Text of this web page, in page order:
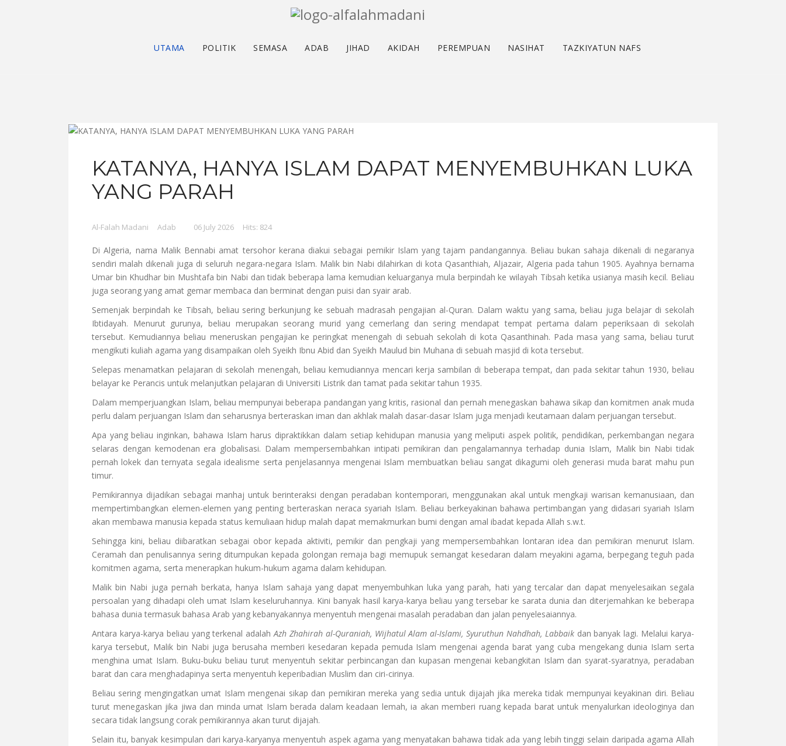
UTAMA POLITIK SEMASA ADAB JIHAD AKIDAH PEREMPUAN NASIHAT TAZKIYATUN NAFS
KATANYA, HANYA ISLAM DAPAT MENYEMBUHKAN LUKA
YANG PARAH
Al-Falah Madani Adab 06 July 2026 Hits: 824
Di Algeria, nama Malik Bennabi amat tersohor kerana diakui sebagai pemikir Islam yang tajam pandangannya. Beliau bukan sahaja dikenali di negaranya
sendiri malah dikenali juga di seluruh negara-negara Islam. Malik bin Nabi dilahirkan di kota Qasanthiah, Aljazair, Algeria pada tahun 1905. Ayahnya bernama
Umar bin Khudhar bin Mushtafa bin Nabi dan tidak beberapa lama kemudian keluarganya mula berpindah ke wilayah Tibsah ketika usianya masih kecil. Beliau
juga seorang yang amat gemar membaca dan berminat dengan puisi dan syair arab.
Semenjak berpindah ke Tibsah, beliau sering berkunjung ke sebuah madrasah pengajian al-Quran. Dalam waktu yang sama, beliau juga belajar di sekolah
Ibtidayah. Menurut gurunya, beliau merupakan seorang murid yang cemerlang dan sering mendapat tempat pertama dalam peperiksaan di sekolah
tersebut. Kemudiannya beliau meneruskan pengajian ke peringkat menengah di sebuah sekolah di kota Qasanthinah. Pada masa yang sama, beliau turut
mengikuti kuliah agama yang disampaikan oleh Syeikh Ibnu Abid dan Syeikh Maulud bin Muhana di sebuah masjid di kota tersebut.
Selepas menamatkan pelajaran di sekolah menengah, beliau kemudiannya mencari kerja sambilan di beberapa tempat, dan pada sekitar tahun 1930, beliau
belayar ke Perancis untuk melanjutkan pelajaran di Universiti Listrik dan tamat pada sekitar tahun 1935.
Dalam memperjuangkan Islam, beliau mempunyai beberapa pandangan yang kritis, rasional dan pernah menegaskan bahawa sikap dan komitmen anak muda
perlu dalam perjuangan Islam dan seharusnya berteraskan iman dan akhlak malah dasar-dasar Islam juga menjadi keutamaan dalam perjuangan tersebut.
Apa yang beliau inginkan, bahawa Islam harus dipraktikkan dalam setiap kehidupan manusia yang meliputi aspek politik, pendidikan, perkembangan negara
selaras dengan kemodenan era globalisasi. Dalam mempersembahkan intipati pemikiran dan pengalamannya terhadap dunia Islam, Malik bin Nabi tidak
pernah lokek dan ternyata segala idealisme serta penjelasannya mengenai Islam membuatkan beliau sangat dikagumi oleh generasi muda barat mahu pun
timur.
Pemikirannya dijadikan sebagai manhaj untuk berinteraksi dengan peradaban kontemporari, menggunakan akal untuk mengkaji warisan kemanusiaan, dan
mempertimbangkan elemen-elemen yang penting berteraskan neraca syariah Islam. Beliau berkeyakinan bahawa pertimbangan yang didasari syariah Islam
akan membawa manusia kepada status kemuliaan hidup malah dapat memakmurkan bumi dengan amal ibadat kepada Allah s.w.t.
Sehingga kini, beliau diibaratkan sebagai obor kepada aktiviti, pemikir dan pengkaji yang mempersembahkan lontaran idea dan pemikiran menurut Islam.
Ceramah dan penulisannya sering ditumpukan kepada golongan remaja bagi memupuk semangat kesedaran dalam meyakini agama, berpegang teguh pada
komitmen agama, serta menerapkan hukum-hukum agama dalam kehidupan.
Malik bin Nabi juga pernah berkata, hanya Islam sahaja yang dapat menyembuhkan luka yang parah, hati yang tercalar dan dapat menyelesaikan segala
persoalan yang dihadapi oleh umat Islam keseluruhannya. Kini banyak hasil karya-karya beliau yang tersebar ke sarata dunia dan diterjemahkan ke beberapa
bahasa dunia termasuk bahasa Arab yang kebanyakannya menyentuh mengenai masalah peradaban dan jalan penyelesaiannya.
Antara karya-karya beliau yang terkenal adalahAzh Zhahirah al-Quraniah, Wijhatul Alam al-Islami, Syuruthun Nahdhah, Labbaikdan banyak lagi. Melalui karya-
karya tersebut, Malik bin Nabi juga berusaha memberi kesedaran kepada pemuda Islam mengenai agenda barat yang cuba mengekang dunia Islam serta
menghina umat Islam. Buku-buku beliau turut menyentuh sekitar perbincangan dan kupasan mengenai kebangkitan Islam dan syarat-syaratnya, peradaban
barat dan cara menghadapinya serta menyentuh keperibadian Muslim dan ciri-cirinya.
Beliau sering mengingatkan umat Islam mengenai sikap dan pemikiran mereka yang sedia untuk dijajah jika mereka tidak mempunyai keyakinan diri. Beliau
turut menegaskan jika jiwa dan minda umat Islam berada dalam keadaan lemah, ia akan memberi ruang kepada barat untuk menyalurkan ideologinya dan
secara tidak langsung corak pemikirannya akan turut dijajah.
Selain itu, banyak kesimpulan dari karya-karyanya menyentuh aspek agama yang menyatakan bahawa tidak ada yang lebih tinggi selain daripada agama Allah